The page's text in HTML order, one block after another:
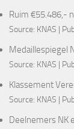
Ruim €55.486,-
Source: KNAS
Medaillespiegel
Source: KNAS
Klassement
Source: KNAS
Deelnemers NK